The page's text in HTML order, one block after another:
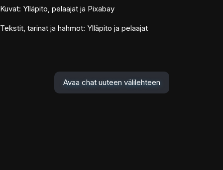
Kuvat: Ylläpito, pelaajat ja Pixabay
Tekstit, tarinat ja hahmot: Ylläpito ja pelaajat
Avaa chat uuteen välilehteen